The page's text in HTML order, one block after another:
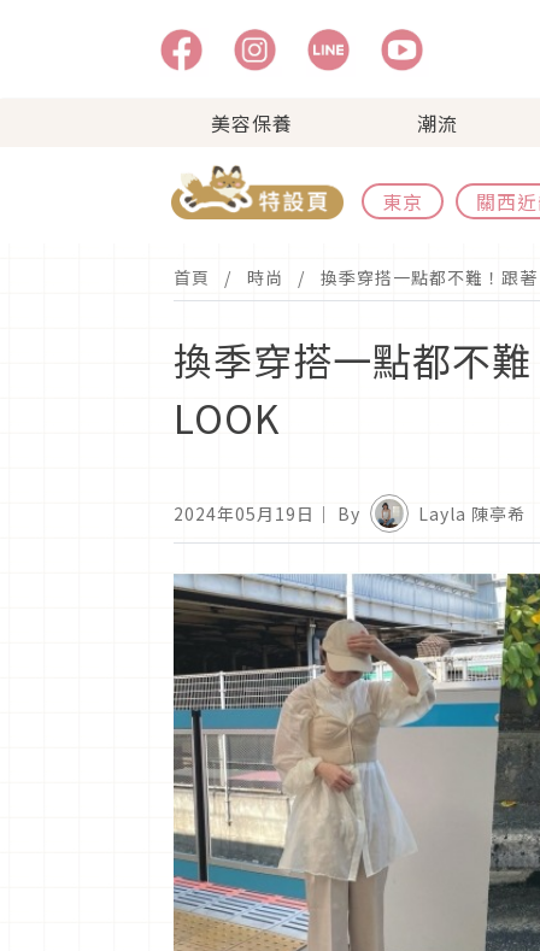
美容保養 潮流
東京 關西
首頁 時尚 換季穿搭一點都不難！跟
換季穿搭一點都不
LOOK
2024年05月19日 ｜ By Layla 陳亭希